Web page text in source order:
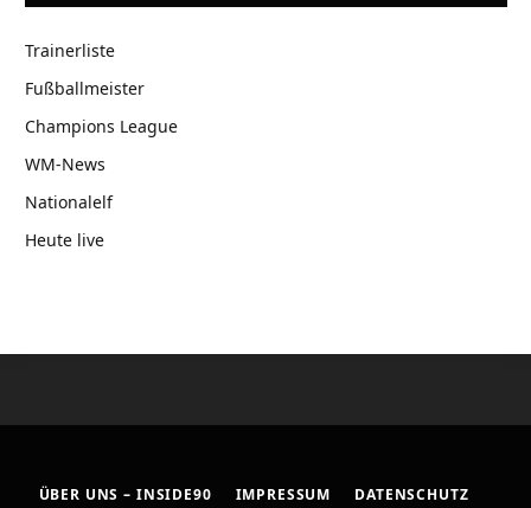
Trainerliste
Fußballmeister
Champions League
WM-News
Nationalelf
Heute live
ÜBER UNS – INSIDE90 IMPRESSUM DATENSCHUTZ